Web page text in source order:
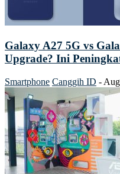
Galaxy A27 5G vs
Upgrade? Ini
Smartphone Canggih ID -